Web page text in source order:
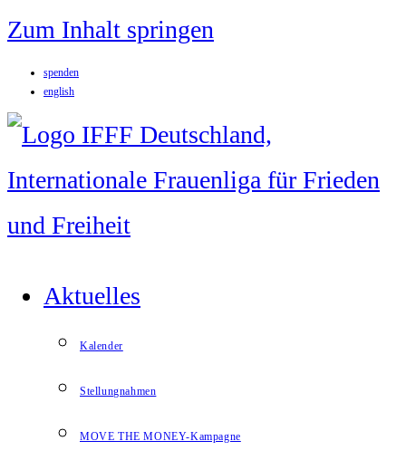
Zum Inhalt springen
spenden
english
Aktuelles
Kalender
Stellungnahmen
MOVE THE MONEY-Kampagne